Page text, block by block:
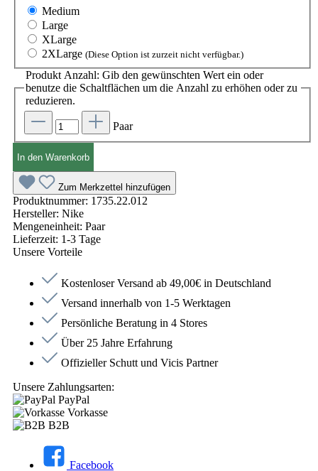
Medium
Large
XLarge
2XLarge (Diese Option ist zurzeit nicht verfügbar.)
Produkt Anzahl: Gib den gewünschten Wert ein oder
benutze die Schaltflächen um die Anzahl zu erhöhen oder zu
reduzieren.
Paar
In den Warenkorb
Zum Merkzettel hinzufügen
Produktnummer: 1735.22.012
Hersteller: Nike
Mengeneinheit: Paar
Lieferzeit: 1-3 Tage
Unsere Vorteile
Kostenloser Versand ab 49,00€ in Deutschland
Versand innerhalb von 1-5 Werktagen
Persönliche Beratung in 4 Stores
Über 25 Jahre Erfahrung
Offizieller Schutt und Vicis Partner
Unsere Zahlungsarten:
PayPal
Vorkasse
B2B
Facebook